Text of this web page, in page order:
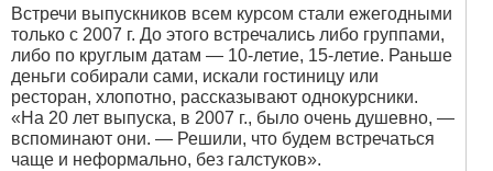
Встречи выпускников всем курсом стали ежегодными
только с 2007 г. До этого встречались либо группами,
либо по круглым датам — 10-летие, 15-летие. Раньше
деньги собирали сами, искали гостиницу или
ресторан, хлопотно, рассказывают однокурсники.
«На 20 лет выпуска, в 2007 г., было очень душевно, —
вспоминают они. — Решили, что будем встречаться
чаще и неформально, без галстуков».